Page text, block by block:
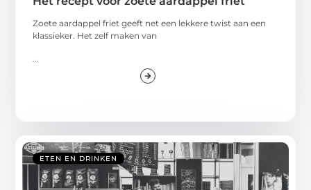
Zoete aardappel friet geeft net een lekkere twist aan een
klassieker. Het zelf maken van
ETEN EN DRINKEN